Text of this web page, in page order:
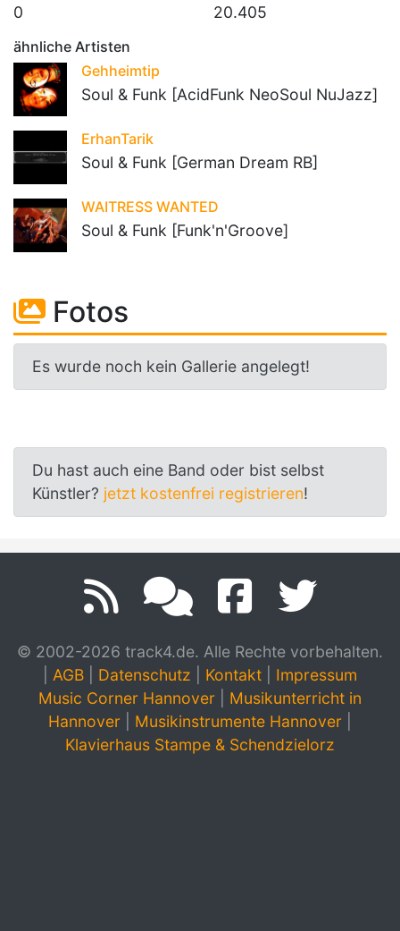
0
20.405
ähnliche Artisten
Gehheimtip
Soul & Funk [AcidFunk NeoSoul NuJazz]
ErhanTarik
Soul & Funk [German Dream RB]
WAITRESS WANTED
Soul & Funk [Funk'n'Groove]
Fotos
Es wurde noch kein Gallerie angelegt!
Du hast auch eine Band oder bist selbst
Künstler? jetzt kostenfrei registrieren!
© 2002-2026 track4.de. Alle Rechte vorbehalten.
AGB Datenschutz Kontakt
Impressum
Music Corner Hannover
Musikunterricht in
Hannover
Musikinstrumente Hannover
Klavierhaus Stampe & Schendzielorz